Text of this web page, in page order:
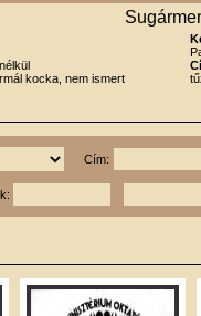
kocka, nem ismert
Cím: